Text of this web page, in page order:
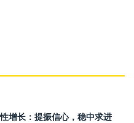
增长：提振信心，稳中求进